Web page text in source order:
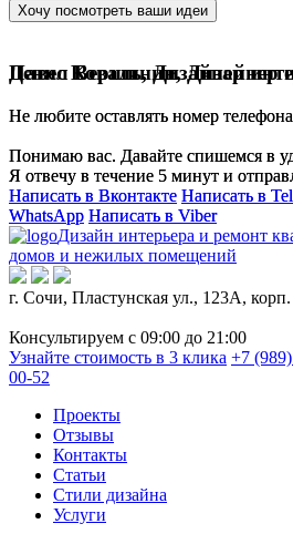
Денис Коваль,Дизайнер
Не любите оставлять номер
Понимаю вас. Давайте спишемся в
Я отвечу в течение 5 минут и
Написать в Вконтакте Написать в
WhatsApp Написать в Viber
Павел Вершинин,Дизайнер
Не любите оставлять номер
Понимаю вас. Давайте спишемся в
Я отвечу в течение 5 минут и
Написать в Вконтакте Написать в
WhatsApp Написать в Viber
Дизайн интерьера и ремонт
домов и нежилых помещений
г. Сочи, Пластунская ул., 123А, корп.
Консультируем с 09:00 до 21:00
Узнайте стоимость в 3 клика +7
00-52
Проекты
Отзывы
Контакты
Статьи
Стили дизайна
Услуги